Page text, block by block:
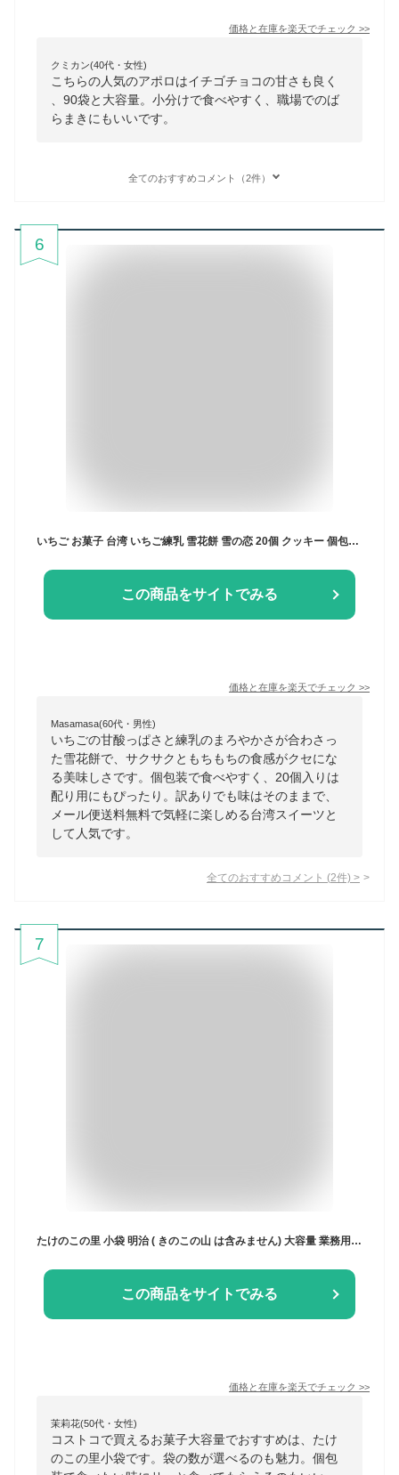
価格と在庫を楽天でチェック >>
クミカン(40代・女性)
こちらの人気のアポロはイチゴチョコの甘さも良く
、90袋と大容量。小分けで食べやすく、職場でのば
らまきにもいいです。
全てのおすすめコメント（2件）
6
いちご お菓子 台湾 いちご練乳 雪花餅 雪の恋 20個 クッキー 個包装 スノーフレークケーキ コストコ 訳あり メール便 通販 送料無料
この商品をサイトでみる
価格と在庫を楽天でチェック >>
Masamasa(60代・男性)
いちごの甘酸っぱさと練乳のまろやかさが合わさっ
た雪花餅で、サクサクともちもちの食感がクセにな
る美味しさです。個包装で食べやすく、20個入りは
配り用にもぴったり。訳ありでも味はそのままで、
メール便送料無料で気軽に楽しめる台湾スイーツと
して人気です。
全てのおすすめコメント (2件) >
7
たけのこの里 小袋 明治 ( きのこの山 は含みません) 大容量 業務用 選べる 21袋 33袋 42袋 66袋 1000円ポッキリ 小分け 業務用 個包装 ポケット パック チョコレート ばらまき お菓子 クリスマス ハロウィン コストコ 通販 メール便 クール便 送料無料
この商品をサイトでみる
価格と在庫を楽天でチェック >>
茉莉花(50代・女性)
コストコで買えるお菓子大容量でおすすめは、たけ
のこの里小袋です。袋の数が選べるのも魅力。個包